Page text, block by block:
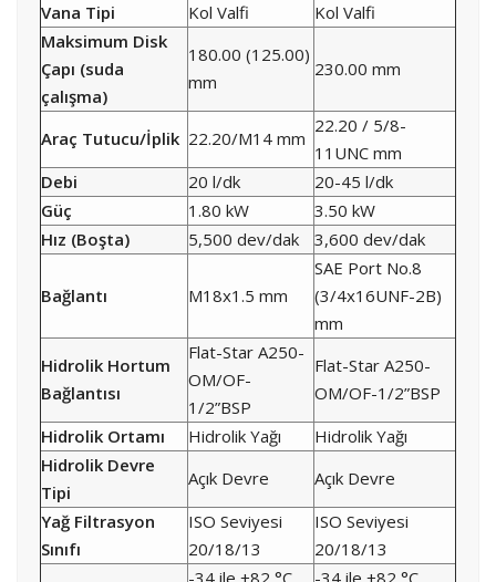
Vana Tipi
Kol Valfi
Kol Valfi
Maksimum Disk
Çapı (suda
çalışma)
180.00 (125.00)
mm
230.00 mm
Araç Tutucu/İplik 22.20/M14 mm
22.20 / 5/8-
11UNC mm
Debi
20 l/dk
20-45 l/dk
Güç
1.80 kW
3.50 kW
Hız (Boşta)
5,500 dev/dak 3,600 dev/dak
Bağlantı M18x1.5 mm
SAE Port No.8
(3/4x16UNF-2B)
mm
Hidrolik Hortum
Bağlantısı
Flat-Star A250-
OM/OF-
1/2”BSP
Flat-Star A250-
OM/OF-1/2”BSP
Hidrolik Ortamı
Hidrolik Yağı
Hidrolik Yağı
Hidrolik Devre
Tipi
Açık Devre
Açık Devre
Yağ Filtrasyon
Sınıfı
ISO Seviyesi
20/18/13
ISO Seviyesi
20/18/13